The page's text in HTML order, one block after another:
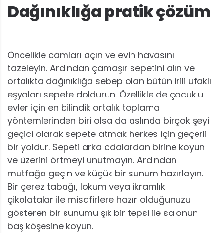
Dağınıklığa pratik çözüm
Öncelikle camları açın ve evin havasını
tazeleyin. Ardından çamaşır sepetini alın ve
ortalıkta dağınıklığa sebep olan bütün irili ufaklı
eşyaları sepete doldurun. Özellikle de çocuklu
evler için en bilindik ortalık toplama
yöntemlerinden biri olsa da aslında birçok şeyi
geçici olarak sepete atmak herkes için geçerli
bir yoldur. Sepeti arka odalardan birine koyun
ve üzerini örtmeyi unutmayın. Ardından
mutfağa geçin ve küçük bir sunum hazırlayın.
Bir çerez tabağı, lokum veya ikramlık
çikolatalar ile misafirlere hazır olduğunuzu
gösteren bir sunumu şık bir tepsi ile salonun
baş köşesine koyun.